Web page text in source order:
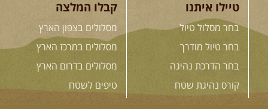
12-13.08.2026 רביעי-חמישי
בלדה בין כוכבים במכתש רמון-
בחרנו לילה מיוחד לטיול מיוחד!
השמיים יהיו נקיים, הכוכבים ...
[המשך]
טיילו איתנו
בחר מסלול טיול
בחר טיול מודרך
בחר הדרכת נהיגה
קורס נהיגת שטח
קבלו המלצה
מסלולים בצפון הארץ
מסלולים במרכז הארץ
מסלולים בדרום הארץ
טיפים לשטח